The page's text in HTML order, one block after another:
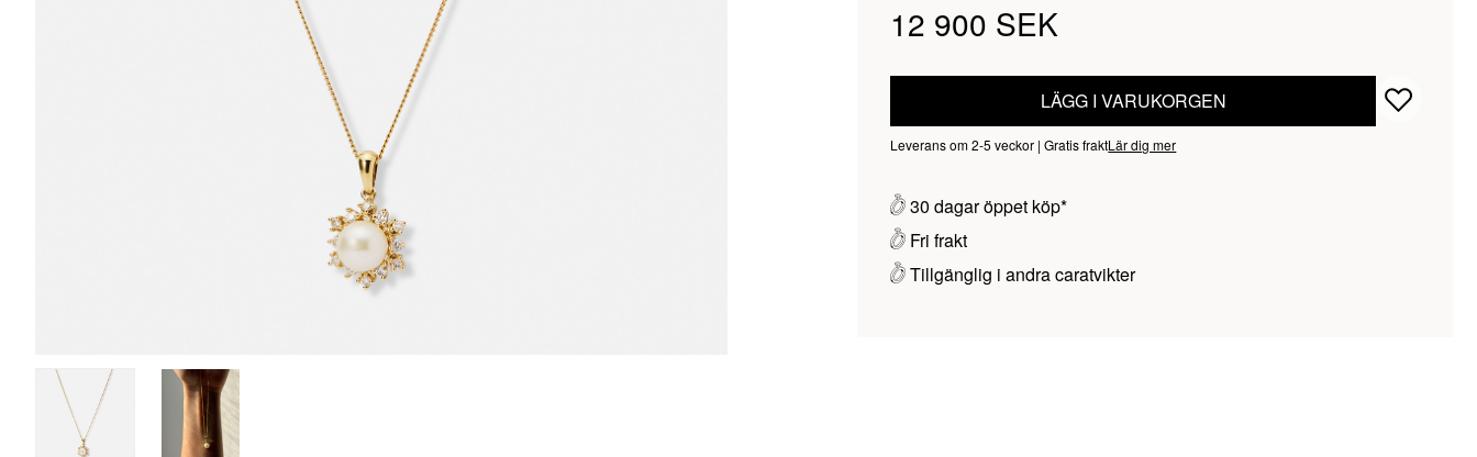
12 900 SEK
LÄGG I VARUKORGEN
Leverans om 2-5 veckor | Gratis fraktLär dig mer
30 dagar öppet köp*
Fri frakt
Tillgänglig i andra caratvikter